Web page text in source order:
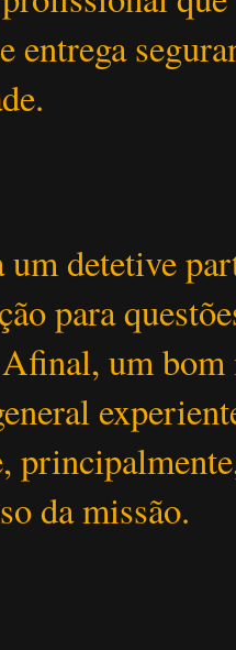
entrega
um detetive
para
um bom
da missão.